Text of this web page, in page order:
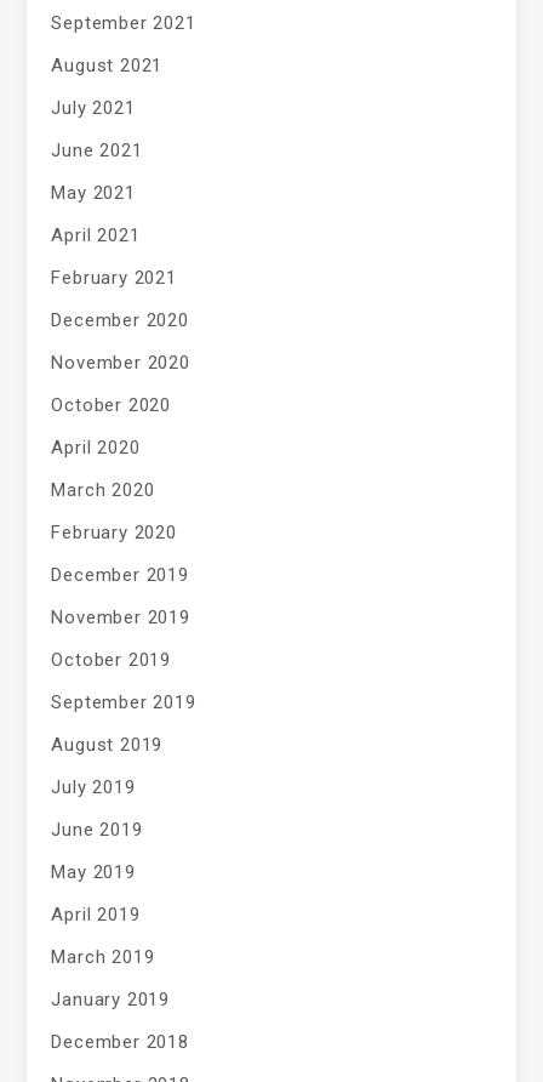
September 2021
August 2021
July 2021
June 2021
May 2021
April 2021
February 2021
December 2020
November 2020
October 2020
April 2020
March 2020
February 2020
December 2019
November 2019
October 2019
September 2019
August 2019
July 2019
June 2019
May 2019
April 2019
March 2019
January 2019
December 2018